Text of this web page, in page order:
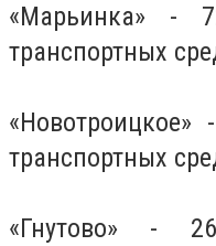
«Марьинка» -
транспортных
транспортных
«Гнутово» -